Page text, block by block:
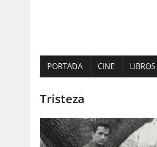
PORTADA CINE LIBROS
Tristeza